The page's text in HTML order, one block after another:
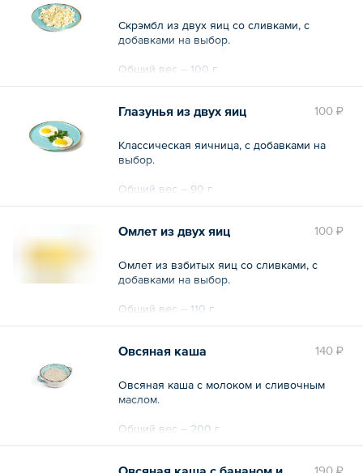
Скрэмбл из двух яиц со сливками, с
добавками на выбор.
Общий вес – 100 г
100 ₽
Глазунья из двух яиц
Классическая яичница, с добавками на
выбор.
Общий вес – 90 г
100 ₽
Омлет из двух яиц
Омлет из взбитых яиц со сливками, с
добавками на выбор.
Общий вес – 110 г
140 ₽
Овсяная каша
Овсяная каша с молоком и сливочным
маслом.
Общий вес – 200 г
190 ₽